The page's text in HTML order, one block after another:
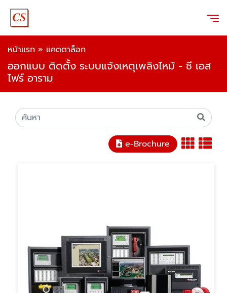
หน้าแรก » แคตตาล็อก
ออกแบบ ติดตั้ง ระบบแจ้งเหตุเพลิงไหม้ - ซี เอส
ไฟร์ อาราม
e-Brochure